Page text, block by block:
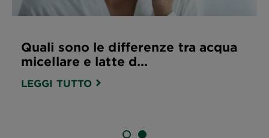
Quali sono le differenze tra acqua
micellare e latte d...
LEGGI TUTTO